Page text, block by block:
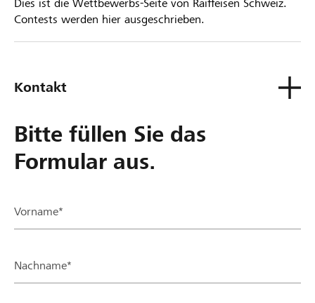
Dies ist die Wettbewerbs-Seite von Raiffeisen Schweiz.
Contests werden hier ausgeschrieben.
Kontakt
Bitte füllen Sie das
Formular aus.
Vorname*
Nachname*